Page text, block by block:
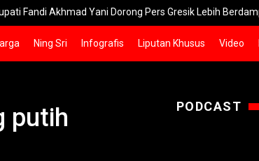
Akhmad Yani Dorong Pers Gresik Lebih Berdampak
Ning Sri Infografis Liputan Khusus Video
putih PODCAST